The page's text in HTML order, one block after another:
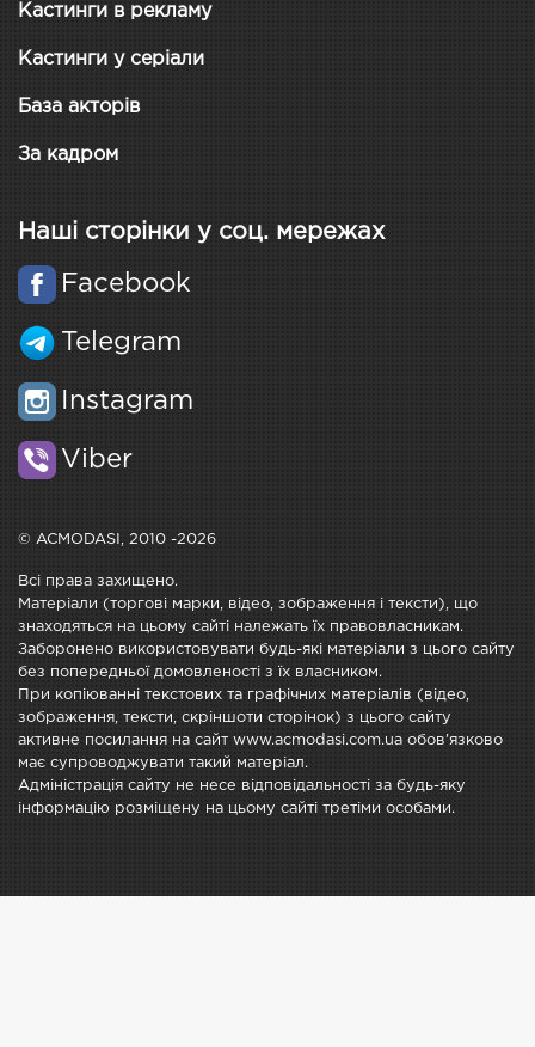
Кастинги в рекламу
Кастинги у серіали
База акторів
За кадром
Наші сторінки у соц. мережах
Facebook
Telegram
Instagram
Viber
© ACMODASI, 2010 -2026
Всі права захищено.
Матеріали (торгові марки, відео, зображення і тексти), що
знаходяться на цьому сайті належать їх правовласникам.
Заборонено використовувати будь-які матеріали з цього сайту
без попередньої домовленості з їх власником.
При копіюванні текстових та графічних матеріалів (відео,
зображення, тексти, скріншоти сторінок) з цього сайту
активне посилання на сайт www.acmodasi.com.ua обов'язково
має супроводжувати такий матеріал.
Адміністрація сайту не несе відповідальності за будь-яку
інформацію розміщену на цьому сайті третіми особами.